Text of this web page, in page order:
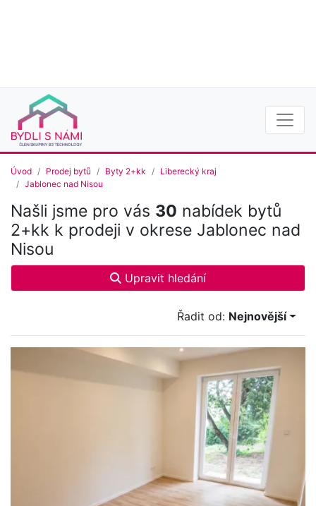
Úvod Prodej bytů Byty 2+kk
Liberecký kraj
Jablonec nad Nisou
Našli jsme pro vás 30 nabídek bytů
2+kk k prodeji v okrese Jablonec nad
Nisou
Upravit hledání
Řadit od: Nejnovější